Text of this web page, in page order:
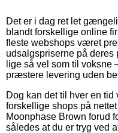
Det er i dag ret let
blandt forskellige online
fleste webshops været
udsalgspriserne på deres
lige så vel som til voksne
præstere levering uden
Dog kan det til hver en
forskellige shops på
Moonphase Brown forud
således at du er tryg ved